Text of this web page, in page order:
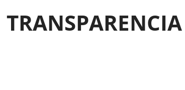
ventana
nueva.